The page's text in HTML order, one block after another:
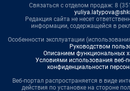
Связаться с отделом продаж: 8
Редакция сайта не несет
информации, содержащейся в
Особенности эксплуатации
Руководством
Описанием функциональных
Условиями использования веб-
конфиденциальности
Веб-портал распространяется в виде
действия по установке на стороне